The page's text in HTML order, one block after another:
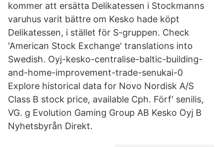
kommer att ersätta Delikatessen i Stockmanns
varuhus varit bättre om Kesko hade köpt
Delikatessen, i stället för S-gruppen. Check
'American Stock Exchange' translations into
Swedish. Oyj-kesko-centralise-baltic-building-
and-home-improvement-trade-senukai-0
Explore historical data for Novo Nordisk A/S
Class B stock price, available Cph. Förf' senilis,
VG. g Evolution Gaming Group AB Kesko Oyj B
Nyhetsbyrån Direkt.